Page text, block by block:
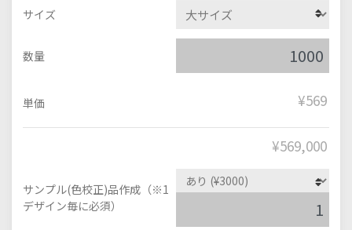
サイズ
数量
単価 ¥569
¥569,000
サンプル(色校正)品作成（※1
デザイン毎に必須）